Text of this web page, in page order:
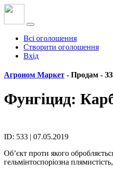
Всі оголошення
Створити оголошення
Вхід
Агроном Маркет - Продам -
Фунгіцид:
ID: 533 | 07.05.2019
Об’єкт проти якого
гельмінтоспоріозна